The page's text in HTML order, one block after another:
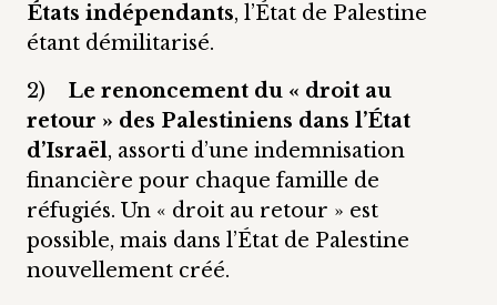
États indépendants, l’État de Palestine
étant démilitarisé.
2)
Le renoncement du « droit au
retour » des Palestiniens dans l’État
d’Israël, assorti d’une indemnisation
financière pour chaque famille de
réfugiés. Un « droit au retour » est
possible, mais dans l’État de Palestine
nouvellement créé.